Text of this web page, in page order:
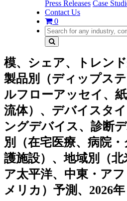
Press Releases Case
Contact Us
0
模、シェア、トレン
製品別（ディップス
ルフローアッセイ、
流体）、デバイスタ
ングデバイス、診断
別（在宅医療、病院
護施設）、地域別（
ア太平洋、中東・ア
メリカ）予測、2026